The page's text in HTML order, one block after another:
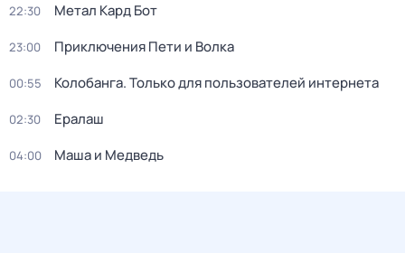
22:30 Метал Кард Бот
23:00 Приключения Пети и Волка
00:55 Колобанга. Только для пользователей интернета
02:30 Ералаш
04:00 Маша и Медведь